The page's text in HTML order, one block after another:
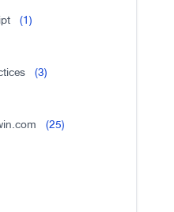
(1)
(3)
(25)